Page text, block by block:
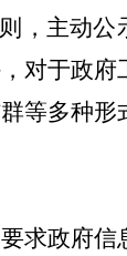
，主动公
对于政
等多种
求政府信